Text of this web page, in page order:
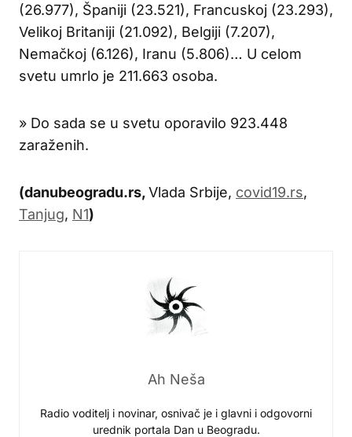
(26.977), Španiji (23.521), Francuskoj (23.293),
Velikoj Britaniji (21.092), Belgiji (7.207),
Nemačkoj (6.126), Iranu (5.806)… U celom
svetu umrlo je 211.663 osoba.
» Do sada se u svetu oporavilo 923.448
zaraženih.
(danubeogradu.rs,Vlada Srbije, covid19.rs,
Tanjug, N1)
Ah Neša
Radio voditelj i novinar, osnivač je i glavni i odgovorni
urednik portala Dan u Beogradu.